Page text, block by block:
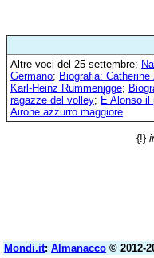
Altre voci del 25 settembre:
Germano; Biografia: Catherine
Karl-Heinz Rummenigge;
ragazze del volley; È Alonso il
Airone azzurro maggiore
{!}
Mondi.it: Almanacco © 2012-